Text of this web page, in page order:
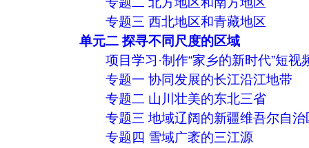
专题三 西北地区和青藏地区
单元二 探寻不同尺度的区域
项目学习·制作“家乡的新时代”短视
专题一 协同发展的长江沿江地带
专题二 山川壮美的东北三省
专题三 地域辽阔的新疆维吾尔自治
专题四 雪域广袤的三江源